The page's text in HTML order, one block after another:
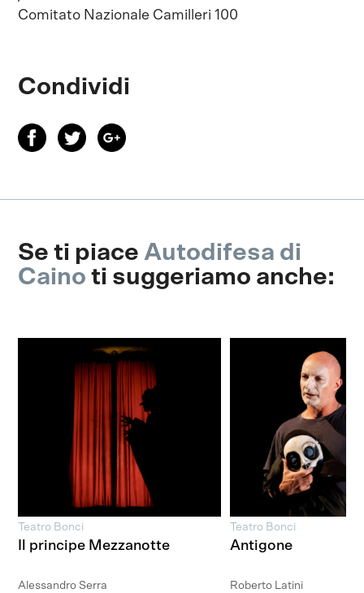
Comitato Nazionale Camilleri 100
Condividi
Se ti piaceAutodifesa di
Caino ti suggeriamo anche:
Teatro Bonci
Il principe Mezzanotte
Alessandro Serra
Teatro Bonci
Antigone
Roberto Latini